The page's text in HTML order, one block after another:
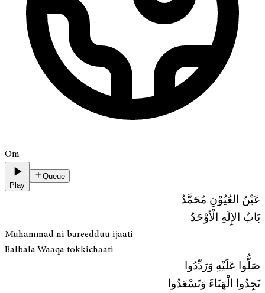
Om
Play
Queue
عَيْنُ العُيُوْنِ مُحَمَّدُ
بَابُ الإِلَهِ الْأوْحَدُ
Muhammad ni bareedduu ijaati
Balbala Waaqa tokkichaati
صَلُّوا عَلَيْهِ وَرَدِّدُوا
تَجِدُوا الْهَنَاءَ وَتَسْعَدُوا